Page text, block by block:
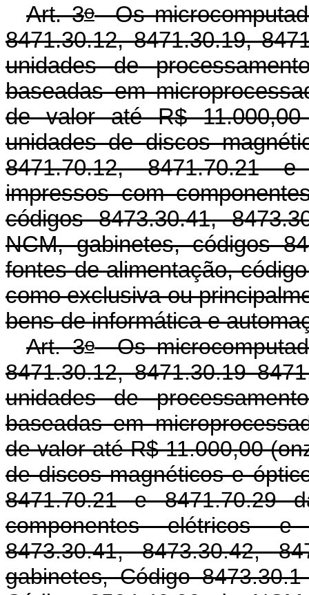
Art. 3oOs
8471.30.12, 8471.30.19,
unidades de
baseadas em
de valor até R$
unidades de discos
8471.70.12, 8471.70.21
impressos com
códigos 8473.30.41,
NCM, gabinetes, códigos
fontes de alimentação,
como exclusiva ou
bens de informática e
Art. 3oOs
8471.30.12, 8471.30.19
unidades de
baseadas em
de valor até R$ 11.000,00
de discos magnéticos e
8471.70.21 e 8471.70.29
componentes elétricos e
8473.30.41, 8473.30.42,
gabinetes, Código